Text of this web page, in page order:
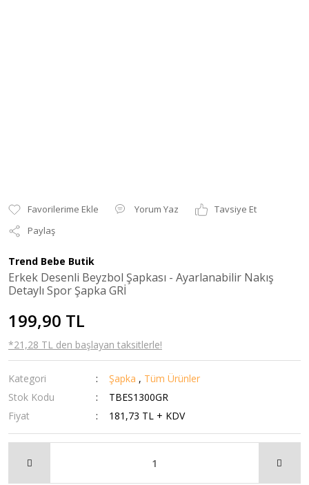
Yorum Yaz
Tavsiye Et
Paylaş
Trend Bebe Butik
Erkek Desenli Beyzbol Şapkası - Ayarlanabilir Nakış
Detaylı Spor Şapka GRİ
199,90 TL
*21,28 TL den başlayan taksitlerle!
Kategori Şapka , Tüm Ürünler
Stok Kodu
TBES1300GR
Fiyat
181,73 TL + KDV